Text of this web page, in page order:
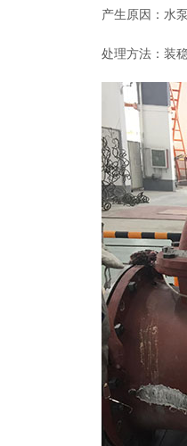
产生原因：水
处理方法：装